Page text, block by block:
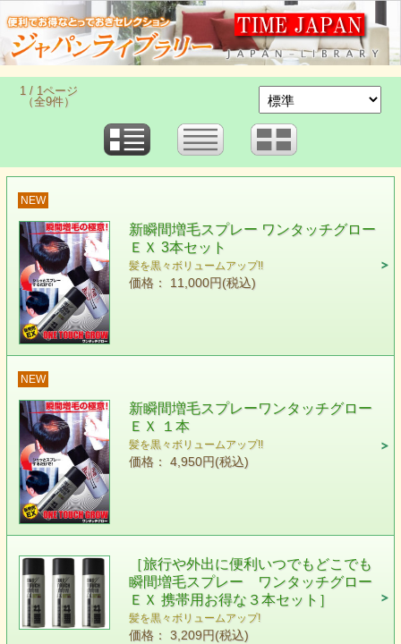
1 / 1ページ
（全9件）
NEW
新瞬間増毛スプレー ワンタッチグロー
ＥＸ 3本セット
髪を黒々ボリュームアップ!!
価格： 11,000円(税込)
NEW
新瞬間増毛スプレーワンタッチグロー
ＥＸ １本
髪を黒々ボリュームアップ!!
価格： 4,950円(税込)
［旅行や外出に便利いつでもどこでも
瞬間増毛スプレー ワンタッチグロー
ＥＸ 携帯用お得な３本セット］
髪を黒々ボリュームアップ!
価格： 3,209円(税込)